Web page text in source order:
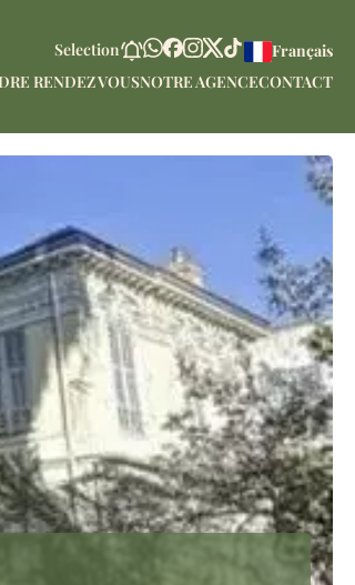
Selection
Français
RENDEZ VOUSNOTRE AGENCECONTACT